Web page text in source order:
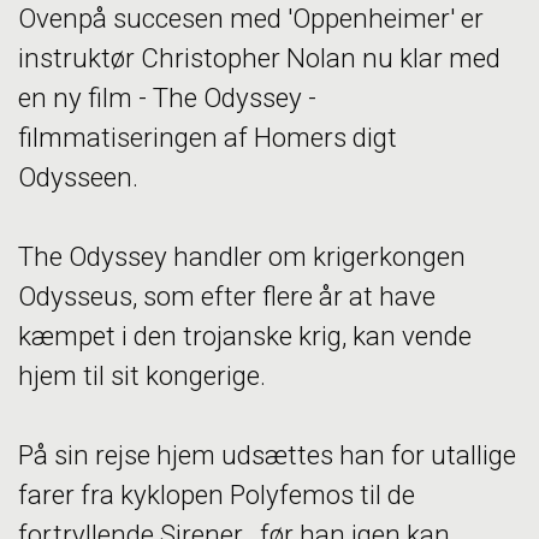
Ovenpå succesen med 'Oppenheimer' er
instruktør Christopher Nolan nu klar med
en ny film - The Odyssey -
filmmatiseringen af Homers digt
Odysseen.
The Odyssey handler om krigerkongen
Odysseus, som efter flere år at have
kæmpet i den trojanske krig, kan vende
hjem til sit kongerige.
På sin rejse hjem udsættes han for utallige
farer fra kyklopen Polyfemos til de